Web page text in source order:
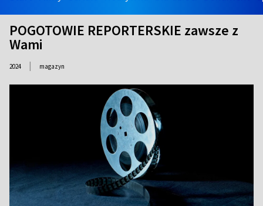
POGOTOWIE REPORTERSKIE zawsze z
Wami
2024 | magazyn